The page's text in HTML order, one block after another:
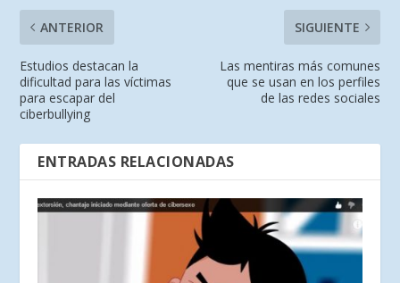
ANTERIOR
Estudios destacan la
dificultad para las víctimas
para escapar del
ciberbullying
SIGUIENTE
Las mentiras más comunes
que se usan en los perfiles
de las redes sociales
ENTRADAS RELACIONADAS